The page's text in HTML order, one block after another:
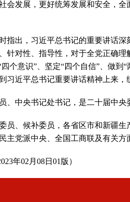
会发展，更好统筹发展和安全，
指出，习近平总书记的重要讲话
针对性、指导性，对于全党正确
个意识”、坚定“四个自信”、做
习近平总书记重要讲话精神上来
、中央书记处书记，是二十届中
员、候补委员，各省区市和新疆
主党派中央、全国工商联及有关方
年02月08日01版）